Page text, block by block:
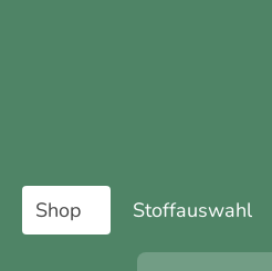
Shop Stoffauswahl